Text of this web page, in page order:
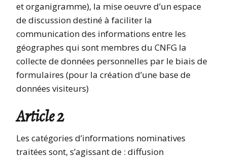
et organigramme), la mise oeuvre d’un espace
de discussion destiné à faciliter la
communication des informations entre les
géographes qui sont membres du CNFG la
collecte de données personnelles par le biais de
formulaires (pour la création d’une base de
données visiteurs)
Article 2
Les catégories d’informations nominatives
traitées sont, s’agissant de : diffusion